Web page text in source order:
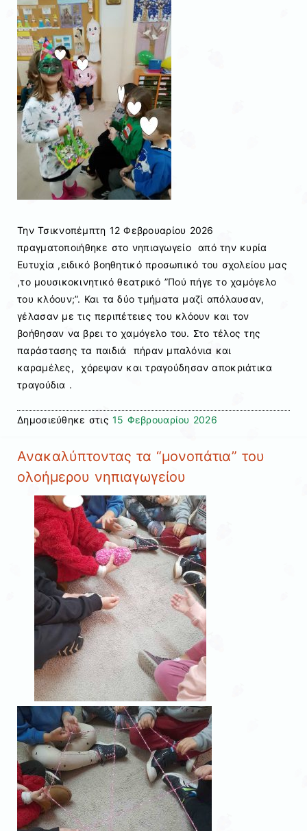
Την Τσικνοπέμπτη 12 Φεβρουαρίου 2026
πραγματοποιήθηκε στο νηπιαγωγείο από την κυρία
Ευτυχία ,ειδικό βοηθητικό προσωπικό του σχολείου μας
,το μουσικοκινητικό θεατρικό ”Πού πήγε το χαμόγελο
του κλόουν;”. Και τα δύο τμήματα μαζί απόλαυσαν,
γέλασαν με τις περιπέτειες του κλόουν και τον
βοήθησαν να βρει το χαμόγελο του. Στο τέλος της
παράστασης τα παιδιά πήραν μπαλόνια και
καραμέλες, χόρεψαν και τραγούδησαν αποκριάτικα
τραγούδια .
Δημοσιεύθηκε στις 15 Φεβρουαρίου 2026
Ανακαλύπτοντας τα “μονοπάτια” του
ολοήμερου νηπιαγωγείου